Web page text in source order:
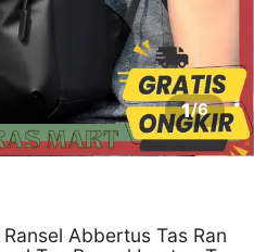
1/6
Abbertus Tas Ran